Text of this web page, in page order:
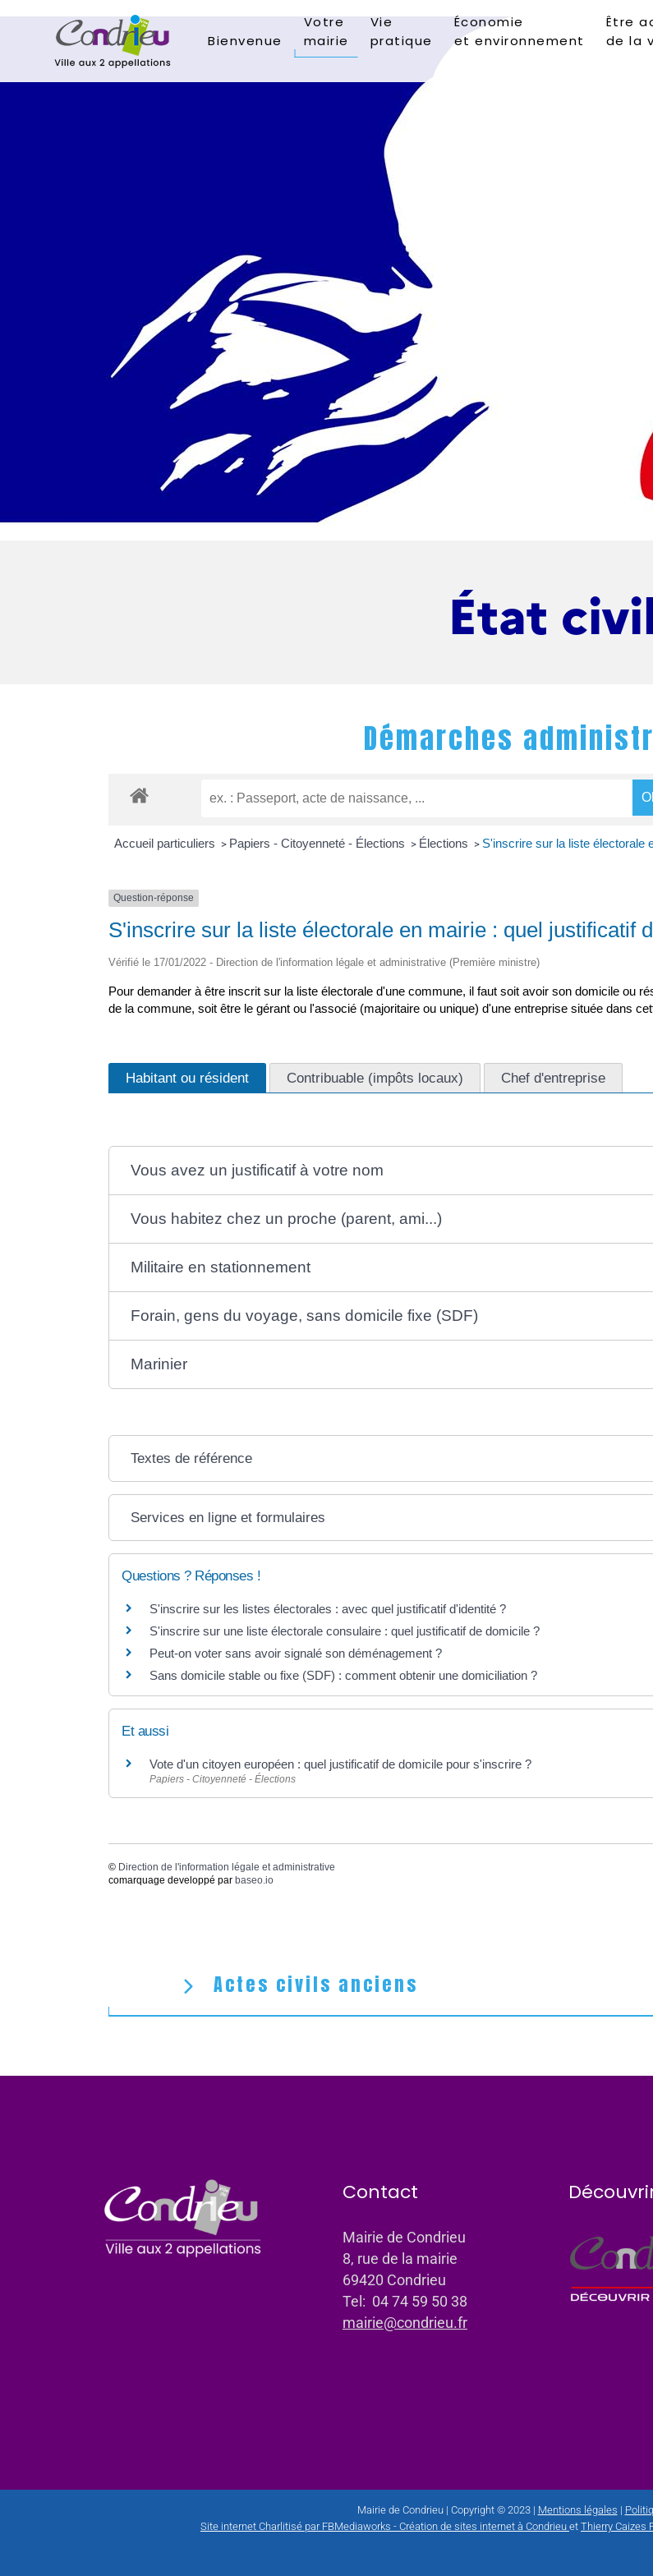
Bienvenue
Votre
mairie
Vie
pratique
Économie
et environnement
Être
de la
État
Démarches
Accueil particuliers > Papiers - Citoyenneté - Élections > Élections > S'inscrire sur la liste électorale
Question-réponse
S'inscrire sur la liste électorale en mairie : quel justificatif
Vérifié le 17/01/2022 - Direction de l'information légale et administrative (Première ministre)
Pour demander à être inscrit sur la liste électorale d'une commune, il faut soit avoir son domicile ou
de la commune, soit être le gérant ou l'associé (majoritaire ou unique) d'une entreprise située dans
Habitant ou résident Contribuable (impôts locaux) Chef d'entreprise
Vous avez un justificatif à votre nom
Vous habitez chez un proche (parent, ami...)
Militaire en stationnement
Forain, gens du voyage, sans domicile fixe (SDF)
Marinier
Textes de référence
Services en ligne et formulaires
Questions ? Réponses !
S'inscrire sur les listes électorales : avec quel justificatif d'identité ?
S'inscrire sur une liste électorale consulaire : quel justificatif de domicile ?
Peut-on voter sans avoir signalé son déménagement ?
Sans domicile stable ou fixe (SDF) : comment obtenir une domiciliation ?
Et aussi
Vote d'un citoyen européen : quel justificatif de domicile pour s'inscrire ?
Papiers - Citoyenneté - Élections
© Direction de l'information légale et administrative
comarquage developpé par baseo.io
Actes civils anciens
Contact
Mairie de Condrieu
8, rue de la mairie
69420 Condrieu
Tel: 04 74 59 50 38
mairie@condrieu.fr
Mairie de Condrieu | Copyright © 2023 | Mentions légales |
Site internet Charlitisé par FBMediaworks - Création de sites internet à Condrieu et Thierry Caizes